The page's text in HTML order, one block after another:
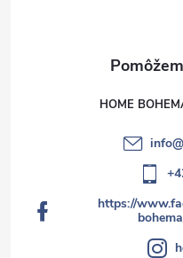
HOME
info@
https://